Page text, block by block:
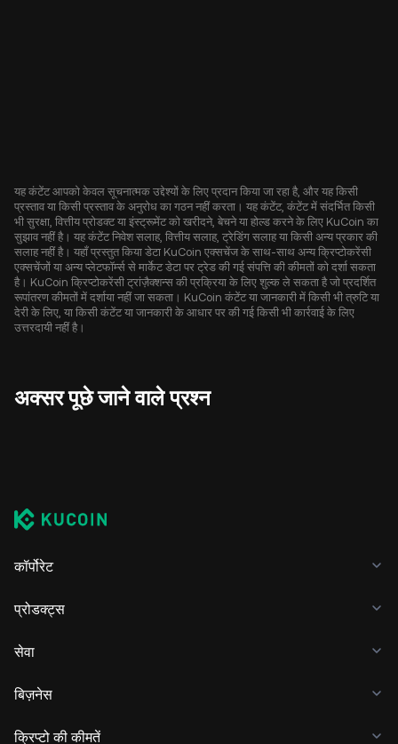
यह कंटेंट आपको केवल सूचनात्मक उद्देश्यों के लिए प्रदान किया जा रहा है, और यह किसी
प्रस्ताव या किसी प्रस्ताव के अनुरोध का गठन नहीं करता। यह कंटेंट, कंटेंट में संदर्भित किसी
भी सुरक्षा, वित्तीय प्रोडक्ट या इंस्ट्रूमेंट को खरीदने, बेचने या होल्ड करने के लिए KuCoin का
सुझाव नहीं है। यह कंटेंट निवेश सलाह, वित्तीय सलाह, ट्रेडिंग सलाह या किसी अन्य प्रकार की
सलाह नहीं है। यहाँ प्रस्तुत किया डेटा KuCoin एक्सचेंज के साथ-साथ अन्य क्रिप्टोकरेंसी
एक्सचेंजों या अन्य प्लेटफॉर्म्स से मार्केट डेटा पर ट्रेड की गई संपत्ति की कीमतों को दर्शा सकता
है। KuCoin क्रिप्टोकरेंसी ट्रांज़ैक्शन्स की प्रक्रिया के लिए शुल्क ले सकता है जो प्रदर्शित
रूपांतरण कीमतों में दर्शाया नहीं जा सकता। KuCoin कंटेंट या जानकारी में किसी भी त्रुटि या
देरी के लिए, या किसी कंटेंट या जानकारी के आधार पर की गई किसी भी कार्रवाई के लिए
उत्तरदायी नहीं है।
अक्सर पूछे जाने वाले प्रश्न
कॉर्पोरेट
प्रोडक्ट्स
सेवा
बिज़नेस
क्रिप्टो की कीमतें